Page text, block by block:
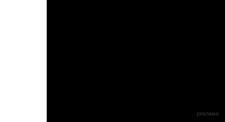
реклама